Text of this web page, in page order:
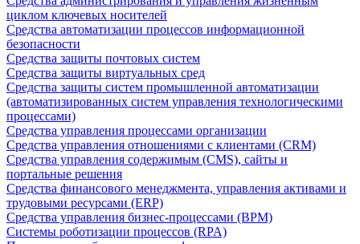
циклом ключевых носителей
Средства автоматизации процессов информационной
безопасности
Средства защиты почтовых систем
Средства защиты виртуальных сред
Средства защиты систем промышленной автоматизации
(автоматизированных систем управления технологическими
процессами)
Средства управления процессами организации
Средства управления отношениями с клиентами (CRM)
Средства управления содержимым (CMS), сайты и
портальные решения
Средства финансового менеджмента, управления активами и
трудовыми ресурсами (ERP)
Средства управления бизнес-процессами (BPM)
Системы роботизации процессов (RPA)